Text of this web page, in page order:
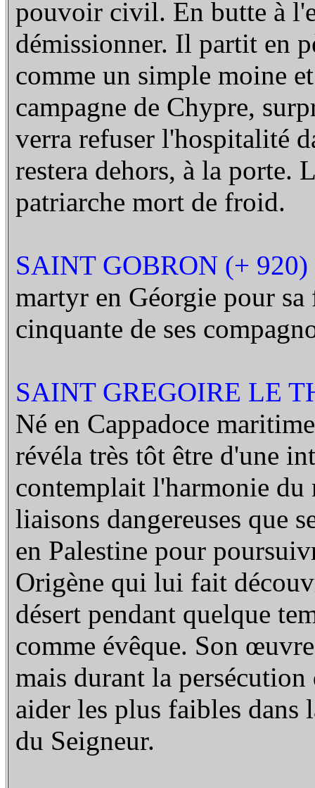
pouvoir civil. En butte à
démissionner. Il partit en
comme un simple moine
campagne de Chypre,
verra refuser l'hospitalité
restera dehors, à la porte.
patriarche mort de froid.
SAINT GOBRON (+ 920)
martyr en Géorgie pour
cinquante de ses
SAINT GREGOIRE LE
Né en Cappadoce
révéla très tôt être d'une
contemplait l'harmonie du
liaisons dangereuses que
en Palestine pour
Origène qui lui fait
désert pendant quelque
comme évêque. Son
mais durant la
aider les plus faibles
du Seigneur.